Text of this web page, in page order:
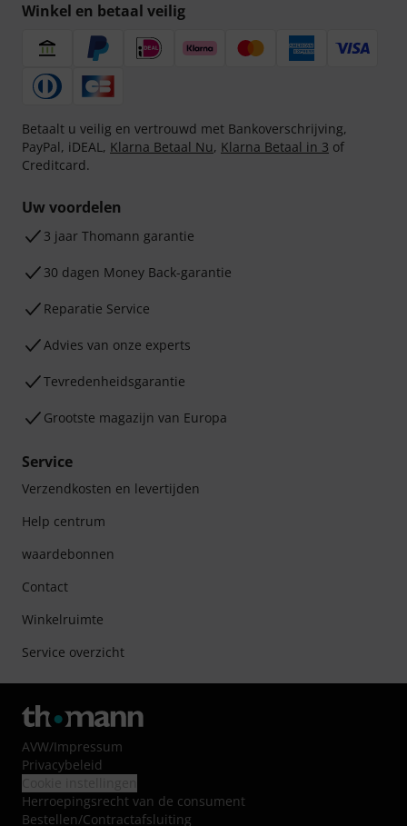
Winkel en betaal veilig
Betaalt u veilig en vertrouwd met Bankoverschrijving,
PayPal, iDEAL, Klarna Betaal Nu, Klarna Betaal in 3 of
Creditcard.
Uw voordelen
3 jaar Thomann garantie
30 dagen Money Back-garantie
Reparatie Service
Advies van onze experts
Tevredenheidsgarantie
Grootste magazijn van Europa
Service
Verzendkosten en levertijden
Help centrum
waardebonnen
Contact
Winkelruimte
Service overzicht
AVW/Impressum
Privacybeleid
Herroepingsrecht van de consument
Bestellen/Contractafsluiting